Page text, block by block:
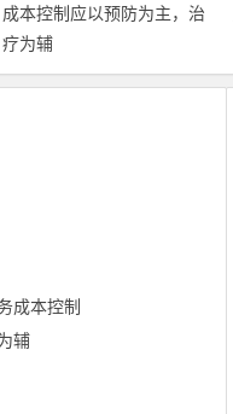
成本控制应以预防为主，治
疗为辅
成本控制
辅